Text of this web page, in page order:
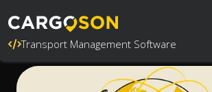
Transport Management Software